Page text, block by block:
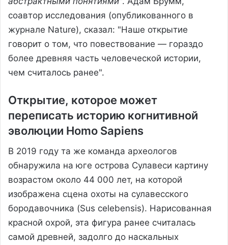
соавтор исследования (опубликованного в
журнале Nature), сказал: "Наше открытие
говорит о том, что повествование — гораздо
более древняя часть человеческой истории,
чем считалось ранее".
Открытие, которое может
переписать историю когнитивной
эволюции Homo Sapiens
В 2019 году та же команда археологов
обнаружила на юге острова Сулавеси картину
возрастом около 44 000 лет, на которой
изображена сцена охоты на сулавесского
бородавочника (Sus celebensis). Нарисованная
красной охрой, эта фигура ранее считалась
самой древней, задолго до наскальных